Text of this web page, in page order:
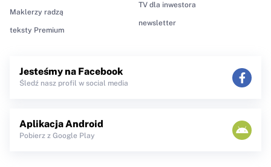
Maklerzy radzą
teksty Premium
TV dla inwestora
newsletter
Jesteśmy na Facebook
Śledź nasz profil w social media
Aplikacja Android
Pobierz z Google Play